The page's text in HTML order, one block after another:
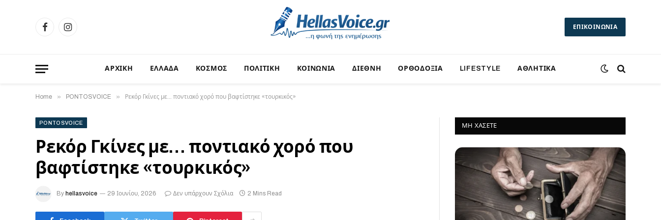
FacebookInstagram ΕΠΙΚΟΙΝΩΝΙΑ
ΑΡΧΙΚΗ ΕΛΛΑΔΑ ΚΟΣΜΟΣ ΠΟΛΙΤΙΚΗ ΚΟΙΝΩΝΙΑ ΔΙΕΘΝΗ ΟΡΘΟΔΟΞΙΑ LIFESTYLE ΑΘΛΗΤΙΚΑ
Home » PONTOSVOICE » Ρεκόρ Γκίνες με… ποντιακό χορό που βαφτίστηκε «τουρκικός»
PONTOSVOICE
Ρεκόρ Γκίνες με… ποντιακό χορό που
βαφτίστηκε «τουρκικός»
By hellasvoice 29 Ιουνίου, 2026 Δεν υπάρχουν Σχόλια 2 Mins Read
ΜΗ ΧΆΣΕΤΕ